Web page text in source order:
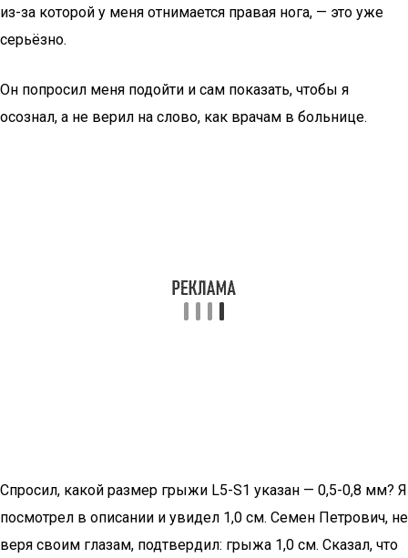
из-за которой у меня отнимается правая нога, — это уже
серьёзно.
Он попросил меня подойти и сам показать, чтобы я
осознал, а не верил на слово, как врачам в больнице.
Спросил, какой размер грыжи L5-S1 указан — 0,5-0,8 мм? Я
посмотрел в описании и увидел 1,0 см. Семен Петрович, не
веря своим глазам, подтвердил: грыжа 1,0 см. Сказал, что